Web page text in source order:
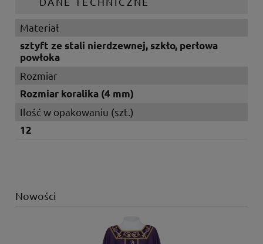
Materiał
sztyft ze stali nierdzewnej, szkło, perłowa
powłoka
Rozmiar
Rozmiar koralika (4 mm)
Ilość w opakowaniu (szt.)
12
Nowości